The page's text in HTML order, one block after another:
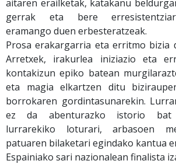
aitaren erailketak, katakanu
gerrak eta bere
eramango duen erbesteratzeak.
Prosa erakargarria eta erritmo bizia
Arretxek, irakurlea iniziazio eta
kontakizun epiko batean
eta magia elkartzen ditu
borrokaren gordintasunarekin.
ez da abenturazko istorio bat
lurrarekiko loturari, arbasoen
patuaren bilaketari egindako kantua
Espainiako sari nazionalean finalista